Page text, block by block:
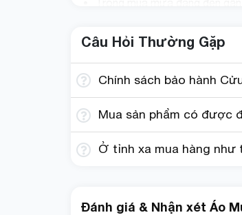
Hãy chọn áo mưa thời trang
thời trang và sự thoải mái để
Câu Hỏi Thường Gặp
Chính sách bảo hành
Mua sản phẩm có được
Ở tỉnh xa mua hàng như
Đánh giá & Nhận xét Áo